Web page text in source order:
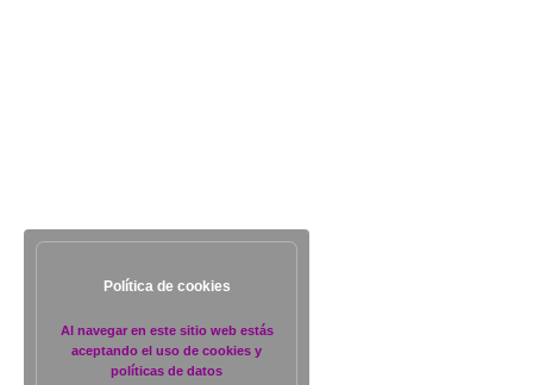
Política de cookies
Al navegar en este sitio web estás
aceptando el uso de cookies y
políticas de datos